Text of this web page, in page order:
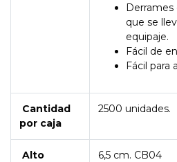
Derrames
que se
equipaje.
Fácil de
Fácil para
Cantidad
por caja
2500 unidades.
Alto
6,5 cm. CB04